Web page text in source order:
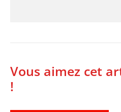
Vous aimez cet
!